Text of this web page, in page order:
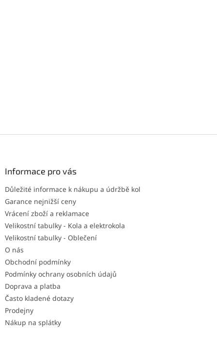
Informace pro vás
Důležité informace k nákupu a údržbě kol
Garance nejnižší ceny
Vrácení zboží a reklamace
Velikostní tabulky - Kola a elektrokola
Velikostní tabulky - Oblečení
O nás
Obchodní podmínky
Podmínky ochrany osobních údajů
Doprava a platba
Často kladené dotazy
Prodejny
Nákup na splátky